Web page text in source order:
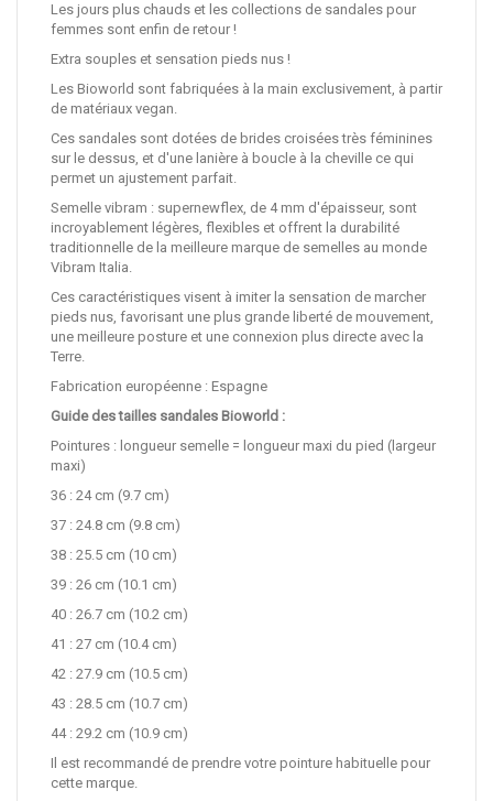
Les jours plus chauds et les collections de sandales pour
femmes sont enfin de retour !
Extra souples et sensation pieds nus !
Les Bioworld sont fabriquées à la main exclusivement, à partir
de matériaux vegan.
Ces sandales sont dotées de brides croisées très féminines
sur le dessus, et d'une lanière à boucle à la cheville ce qui
permet un ajustement parfait.
Semelle vibram : supernewflex, de 4 mm d'épaisseur, sont
incroyablement légères, flexibles et offrent la durabilité
traditionnelle de la meilleure marque de semelles au monde
Vibram Italia.
Ces caractéristiques visent à imiter la sensation de marcher
pieds nus, favorisant une plus grande liberté de mouvement,
une meilleure posture et une connexion plus directe avec la
Terre.
Fabrication européenne : Espagne
Guide des tailles sandales Bioworld :
Pointures : longueur semelle = longueur maxi du pied (largeur
maxi)
36 : 24 cm (9.7 cm)
37 : 24.8 cm (9.8 cm)
38 : 25.5 cm (10 cm)
39 : 26 cm (10.1 cm)
40 : 26.7 cm (10.2 cm)
41 : 27 cm (10.4 cm)
42 : 27.9 cm (10.5 cm)
43 : 28.5 cm (10.7 cm)
44 : 29.2 cm (10.9 cm)
Il est recommandé de prendre votre pointure habituelle pour
cette marque.